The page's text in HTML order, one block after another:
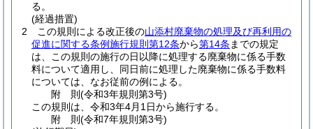
る。
(経過措置)
2
この規則による改正後の山添村廃棄物の処理及び再利用の
促進に関する条例施行規則第12条から第14条 までの規定
は、この規則の施行の日以降に処理する廃棄物に係る手数
料について適用し、同日前に処理した廃棄物に係る手数料
については、なお従前の例による。
附 則(令和3年規則第3号)
この規則は、令和3年4月1日から施行する。
附 則(令和7年規則第3号)